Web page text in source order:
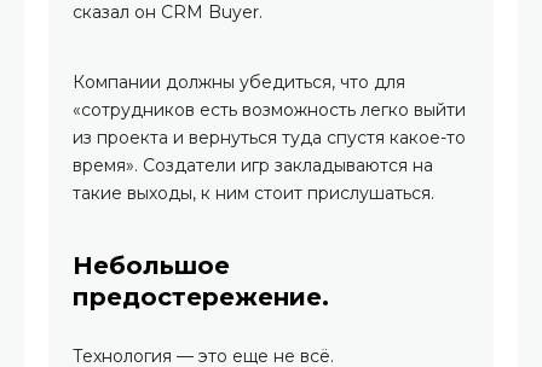
сказал он CRM Buyer.
Компании должны убедиться, что для
«сотрудников есть возможность легко выйти
из проекта и вернуться туда спустя какое-то
время». Создатели игр закладываются на
такие выходы, к ним стоит прислушаться.
Небольшое
предостережение.
Технология — это еще не всё.